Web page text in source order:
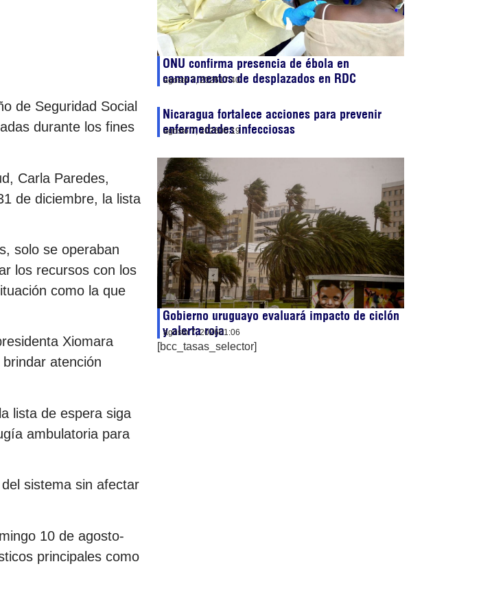
de Seguridad Social
durante los fines
Carla Paredes,
de diciembre, la lista
solo se operaban
los recursos con los
como la que
Xiomara
atención
lista de espera siga
ambulatoria para
sistema sin afectar
10 de agosto-
principales como
ONU confirma presencia de ébola en
campamentos de desplazados en RDC
agosto 7, 202617:40
Nicaragua fortalece acciones para prevenir
enfermedades infecciosas
agosto 7, 202606:19
Gobierno uruguayo evaluará impacto de ciclón
y alerta roja
agosto 7, 202601:06
[bcc_tasas_selector]